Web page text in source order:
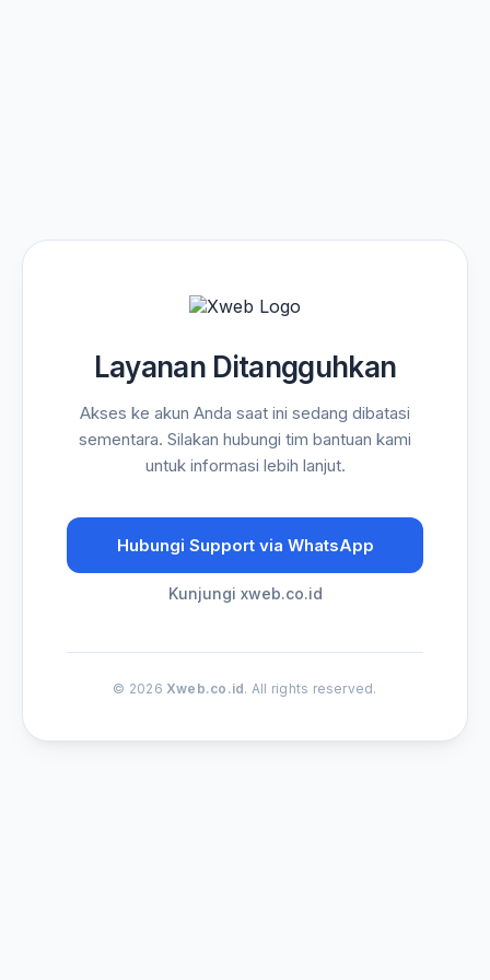
Layanan Ditangguhkan
Akses ke akun Anda saat ini sedang dibatasi
sementara. Silakan hubungi tim bantuan kami
untuk informasi lebih lanjut.
Hubungi Support via WhatsApp
Kunjungi xweb.co.id
© 2026 Xweb.co.id. All rights reserved.